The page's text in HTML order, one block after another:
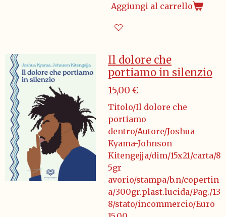
Aggiungi al carrello
Il dolore che
portiamo in silenzio
15,00 €
Titolo/Il dolore che
portiamo
dentro/Autore/Joshua
Kyama-Johnson
Kitengejja/dim/15x21/carta/8
5gr
avorio/stampa/b.n/copertin
a/300gr.plast.lucida/Pag./13
8/stato/incommercio/Euro